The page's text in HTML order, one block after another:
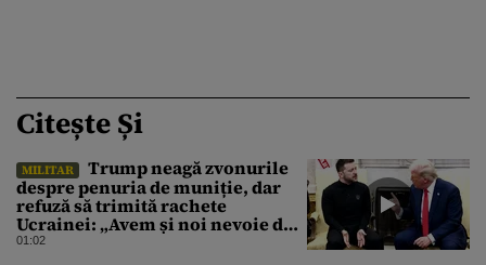
Citește Și
MILITAR
Trump neagă zvonurile
despre penuria de muniție, dar
refuză să trimită rachete
Ucrainei: „Avem și noi nevoie de
rachete”
01:02